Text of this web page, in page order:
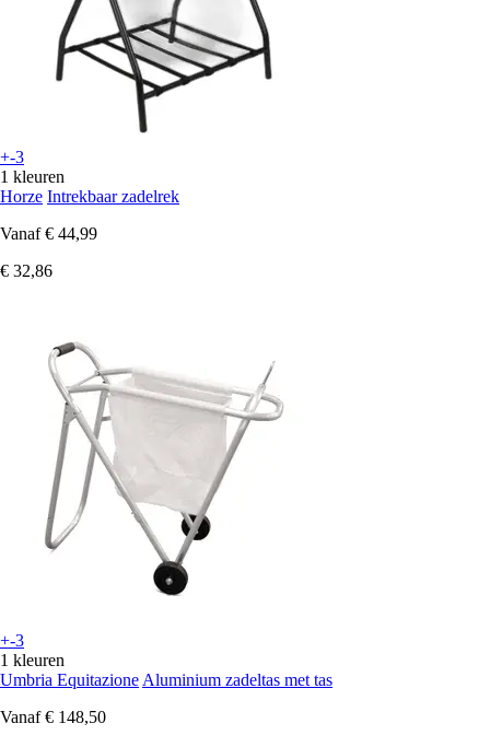
+-3
1 kleuren
Horze Intrekbaar zadelrek
Vanaf € 44,99
€ 32,86
+-3
1 kleuren
Umbria Equitazione Aluminium zadeltas met tas
Vanaf € 148,50